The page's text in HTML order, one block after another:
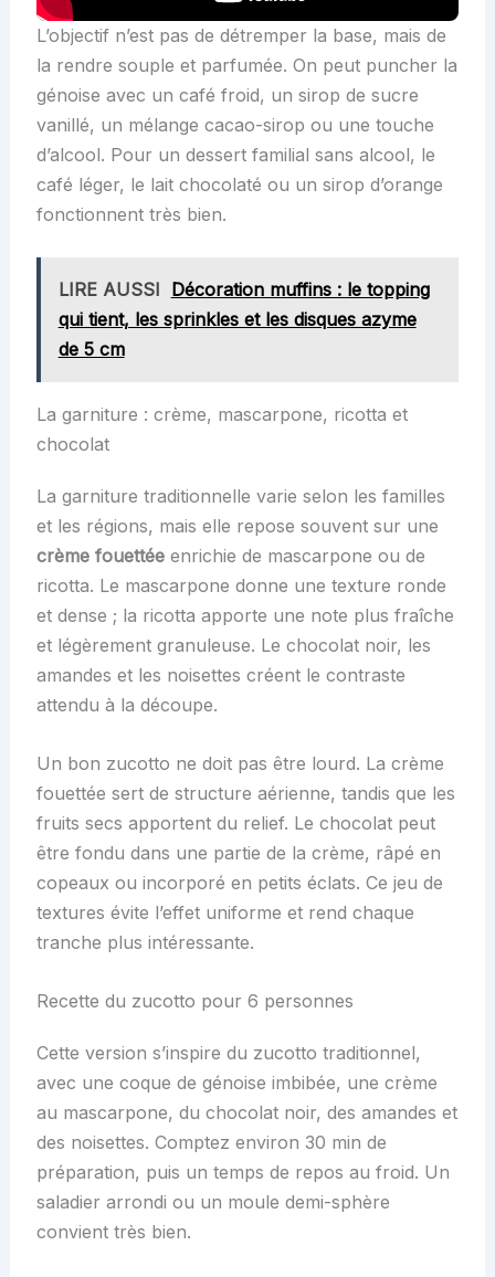
L’objectif n’est pas de détremper la base, mais de
la rendre souple et parfumée. On peut puncher la
génoise avec un café froid, un sirop de sucre
vanillé, un mélange cacao-sirop ou une touche
d’alcool. Pour un dessert familial sans alcool, le
café léger, le lait chocolaté ou un sirop d’orange
fonctionnent très bien.
LIRE AUSSI Décoration muffins : le topping
qui tient, les sprinkles et les disques azyme
de 5 cm
La garniture : crème, mascarpone, ricotta et
chocolat
La garniture traditionnelle varie selon les familles
et les régions, mais elle repose souvent sur une
crème fouettéeenrichie de mascarpone ou de
ricotta. Le mascarpone donne une texture ronde
et dense ; la ricotta apporte une note plus fraîche
et légèrement granuleuse. Le chocolat noir, les
amandes et les noisettes créent le contraste
attendu à la découpe.
Un bon zucotto ne doit pas être lourd. La crème
fouettée sert de structure aérienne, tandis que les
fruits secs apportent du relief. Le chocolat peut
être fondu dans une partie de la crème, râpé en
copeaux ou incorporé en petits éclats. Ce jeu de
textures évite l’effet uniforme et rend chaque
tranche plus intéressante.
Recette du zucotto pour 6 personnes
Cette version s’inspire du zucotto traditionnel,
avec une coque de génoise imbibée, une crème
au mascarpone, du chocolat noir, des amandes et
des noisettes. Comptez environ 30 min de
préparation, puis un temps de repos au froid. Un
saladier arrondi ou un moule demi-sphère
convient très bien.